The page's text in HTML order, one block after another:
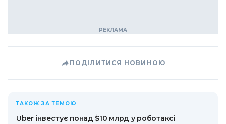
ПОДІЛИТИСЯ НОВИНОЮ
ТАКОЖ ЗА ТЕМОЮ
Uber інвестує понад $10 млрд у роботаксі